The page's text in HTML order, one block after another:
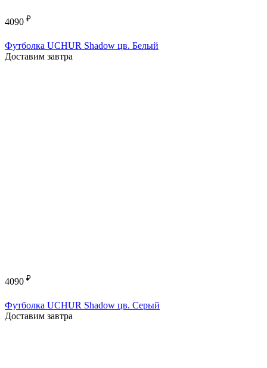
4090 ₽
Футболка UCHUR Shadow цв. Белый
Доставим завтра
4090 ₽
Футболка UCHUR Shadow цв. Серый
Доставим завтра